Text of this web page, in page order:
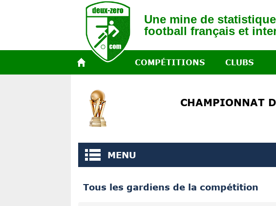
Une mine de
football français et
COMPÉTITIONS CLUBS
CHAMPIONNAT
MENU
Tous les gardiens de la compétition